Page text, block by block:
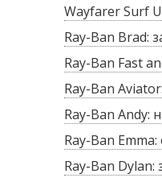
Wayfarer Surf
Ray-Ban Brad:
Ray-Ban Fast
Ray-Ban
Ray-Ban Andy:
Ray-Ban
Ray-Ban Dylan: